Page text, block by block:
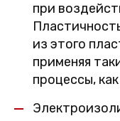
при
из этого
применяя
процессы,